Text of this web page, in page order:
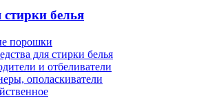
стирки белья
порошки
для стирки белья
и отбеливатели
ополаскиватели